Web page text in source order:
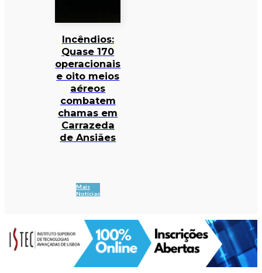
Incêndios:
Quase 170
operacionais
e oito meios
aéreos
combatem
chamas em
Carrazeda
de Ansiães
Mais
Notícias